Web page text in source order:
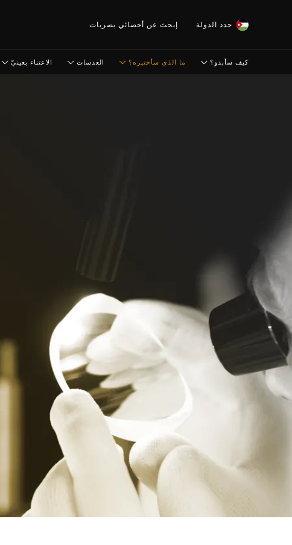
إبحث عن أخصائي بصريات حدد الدولة
الاعتناء بعينيّ العدسات ما الذي سأختبره؟ كيف سأبدو؟